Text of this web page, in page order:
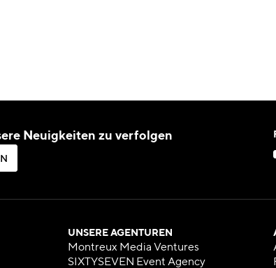
Neuigkeiten zu verfolgen
N
N
UNSERE AGENTUREN
Montreux Media Ventures
SIXTYSEVEN Event Agency